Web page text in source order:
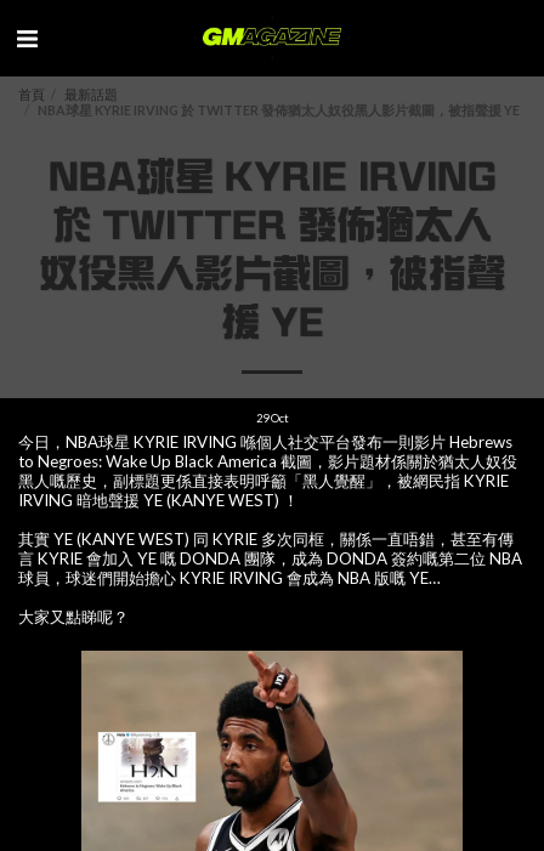
首頁
最新話題
NBA球星 KYRIE IRVING 於 TWITTER 發佈猶太人奴役黑人影片截圖，被指聲援 YE
NBA球星 KYRIE IRVING
於 TWITTER 發佈猶太人
奴役黑人影片截圖，被指聲
援 YE
29Oct
今日，NBA球星 KYRIE IRVING 喺個人社交平台發布一則影片 Hebrews
to Negroes: Wake Up Black America 截圖，影片題材係關於猶太人奴役
黑人嘅歷史，副標題更係直接表明呼籲「黑人覺醒」，被網民指 KYRIE
IRVING 暗地聲援 YE (KANYE WEST) ！
其實 YE (KANYE WEST) 同 KYRIE 多次同框，關係一直唔錯，甚至有傳
言 KYRIE 會加入 YE 嘅 DONDA 團隊，成為 DONDA 簽約嘅第二位 NBA
球員，球迷們開始擔心 KYRIE IRVING 會成為 NBA 版嘅 YE…
大家又點睇呢？